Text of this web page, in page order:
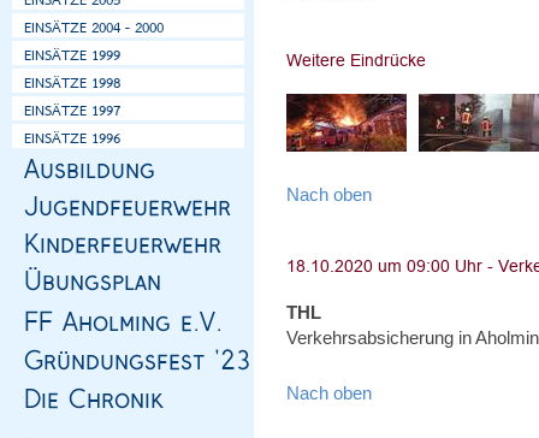
Nach oben
THL
Verkehrsabsicherung in
Nach oben